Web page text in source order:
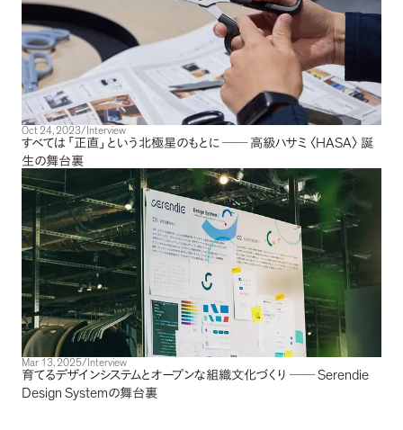
Oct 24, 2023/ Interview
すべては 「 正直 」 という北極星のもとに ── 高級ハサミ 〈 HASA 〉 誕
生の舞台裏
Mar 13, 2025/ Interview
育てるデザインシステムとオープンな組織文化づくり ──Serendie
Design Systemの舞台裏